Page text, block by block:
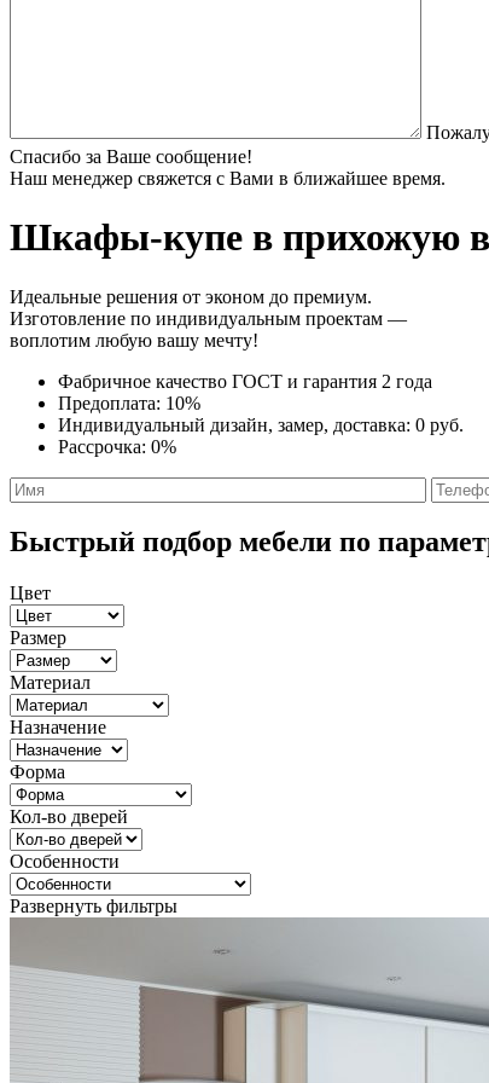
Спасибо за Ваше сообщение!
Наш менеджер свяжется с Вами в ближайшее время.
Шкафы-купе в прихожую
Идеальные решения от эконом до премиум.
Изготовление по индивидуальным проектам —
воплотим любую вашу мечту!
Фабричное качество ГОСТ и гарантия 2 года
Предоплата: 10%
Индивидуальный дизайн, замер, доставка: 0 руб.
Рассрочка: 0%
Быстрый подбор мебели по
Цвет
Размер
Материал
Назначение
Форма
Кол-во дверей
Особенности
Развернуть фильтры